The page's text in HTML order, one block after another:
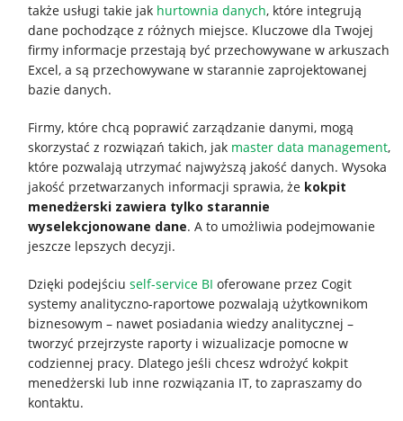
także usługi takie jak hurtownia danych, które integrują
dane pochodzące z różnych miejsce. Kluczowe dla Twojej
firmy informacje przestają być przechowywane w arkuszach
Excel, a są przechowywane w starannie zaprojektowanej
bazie danych.
Firmy, które chcą poprawić zarządzanie danymi, mogą
skorzystać z rozwiązań takich, jak master data management,
które pozwalają utrzymać najwyższą jakość danych. Wysoka
jakość przetwarzanych informacji sprawia, że kokpit
menedżerski zawiera tylko starannie
wyselekcjonowane dane. A to umożliwia podejmowanie
jeszcze lepszych decyzji.
Dzięki podejściu self-service BI oferowane przez Cogit
systemy analityczno-raportowe pozwalają użytkownikom
biznesowym – nawet posiadania wiedzy analitycznej –
tworzyć przejrzyste raporty i wizualizacje pomocne w
codziennej pracy. Dlatego jeśli chcesz wdrożyć kokpit
menedżerski lub inne rozwiązania IT, to zapraszamy do
kontaktu.